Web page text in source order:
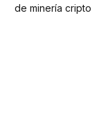
de minería cripto